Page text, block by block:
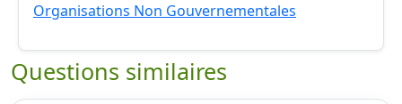
Organisations Non Gouvernementales
Questions similaires